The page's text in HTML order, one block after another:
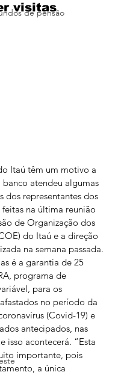
de pensão
visitas
Itaú têm um motivo a
atendeu algumas
dos representantes dos
na última reunião
de Organização dos
do Itaú e a direção
na semana passada.
é a garantia de 25
programa de
para os
no período da
(Covid-19) e
antecipados, nas
isso acontecerá. “Esta
importante, pois
a única